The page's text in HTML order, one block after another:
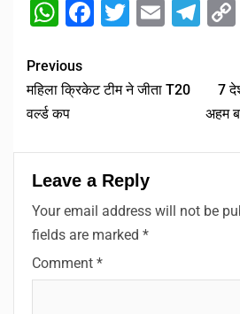
WhatsApp
Facebook
Twitter
Email
Previous
महिला क्रिकेट टीम ने जीता T20
वर्ल्ड कप
7
अहम
Leave a Reply
Your email address will not be
fields are marked *
Comment *